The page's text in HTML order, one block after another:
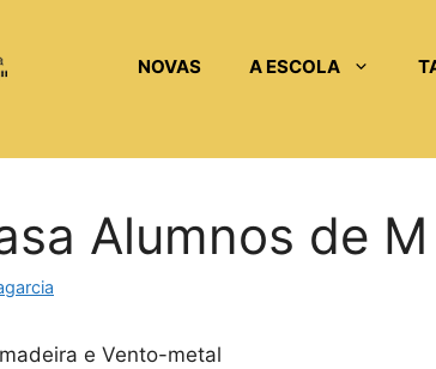
NOVAS A ESCOLA
Alumnos de
e Vento-metal